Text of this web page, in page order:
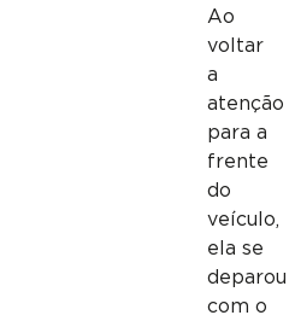
Ao
voltar
a
atenção
para a
frente
do
veículo,
ela se
deparou
com o